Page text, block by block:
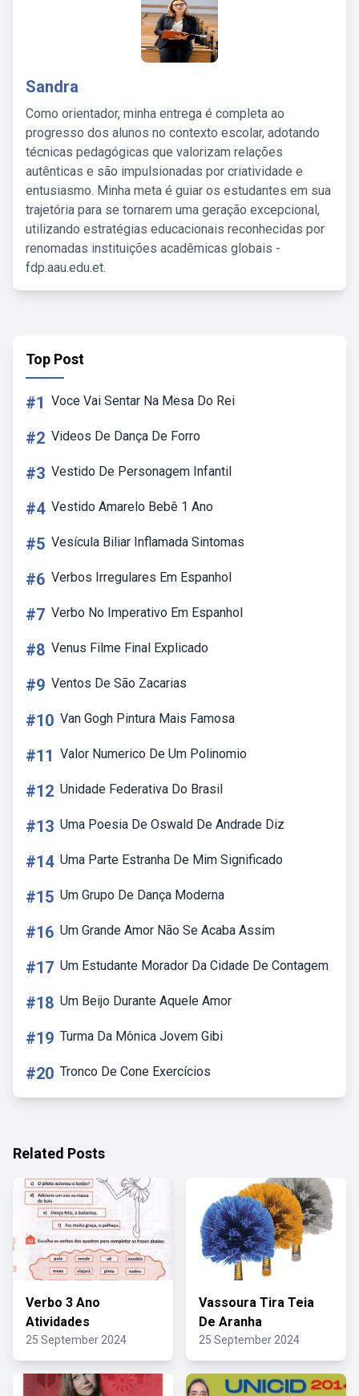
Sandra
Como orientador, minha entrega é completa ao
progresso dos alunos no contexto escolar, adotando
técnicas pedagógicas que valorizam relações
autênticas e são impulsionadas por criatividade e
entusiasmo. Minha meta é guiar os estudantes em sua
trajetória para se tornarem uma geração excepcional,
utilizando estratégias educacionais reconhecidas por
renomadas instituições acadêmicas globais -
fdp.aau.edu.et.
Top Post
#1 Voce Vai Sentar Na Mesa Do Rei
#2 Videos De Dança De Forro
#3 Vestido De Personagem Infantil
#4 Vestido Amarelo Bebê 1 Ano
#5 Vesícula Biliar Inflamada Sintomas
#6 Verbos Irregulares Em Espanhol
#7 Verbo No Imperativo Em Espanhol
#8 Venus Filme Final Explicado
#9 Ventos De São Zacarias
#10 Van Gogh Pintura Mais Famosa
#11 Valor Numerico De Um Polinomio
#12 Unidade Federativa Do Brasil
#13 Uma Poesia De Oswald De Andrade Diz
#14 Uma Parte Estranha De Mim Significado
#15 Um Grupo De Dança Moderna
#16 Um Grande Amor Não Se Acaba Assim
#17 Um Estudante Morador Da Cidade De Contagem
#18 Um Beijo Durante Aquele Amor
#19 Turma Da Mônica Jovem Gibi
#20 Tronco De Cone Exercícios
Related Posts
Verbo 3 Ano
Atividades
25 September 2024
Vassoura Tira Teia
De Aranha
25 September 2024